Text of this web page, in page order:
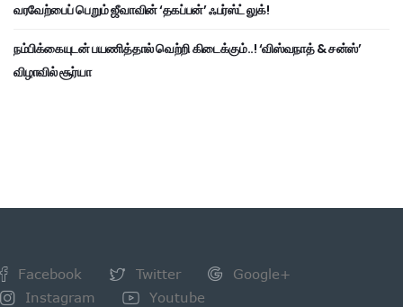
வரவேற்பைப் பெறும் ஜீவாவின் ‘தகப்பன்’ ஃபர்ஸ்ட் லுக்!
நம்பிக்கையுடன் பயணித்தால் வெற்றி கிடைக்கும்..! ‘விஸ்வநாத் & சன்ஸ்’
விழாவில் சூர்யா
Facebook Twitter
Google+
Instagram
Youtube